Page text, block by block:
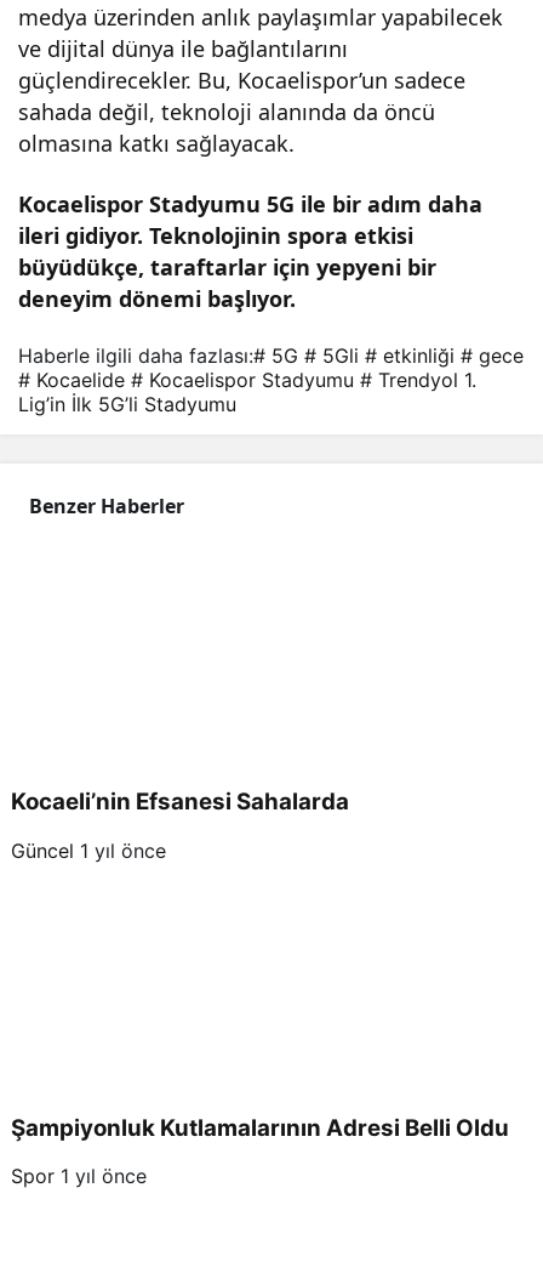
medya üzerinden anlık paylaşımlar yapabilecek
ve dijital dünya ile bağlantılarını
güçlendirecekler. Bu, Kocaelispor’un sadece
sahada değil, teknoloji alanında da öncü
olmasına katkı sağlayacak.
Kocaelispor Stadyumu 5G ile bir adım daha
ileri gidiyor. Teknolojinin spora etkisi
büyüdükçe, taraftarlar için yepyeni bir
deneyim dönemi başlıyor.
Haberle ilgili daha fazlası:# 5G # 5Gli # etkinliği # gece
# Kocaelide # Kocaelispor Stadyumu # Trendyol 1.
Lig’in İlk 5G’li Stadyumu
Benzer Haberler
Kocaeli’nin Efsanesi Sahalarda
Güncel 1 yıl önce
Şampiyonluk Kutlamalarının Adresi Belli Oldu
Spor 1 yıl önce